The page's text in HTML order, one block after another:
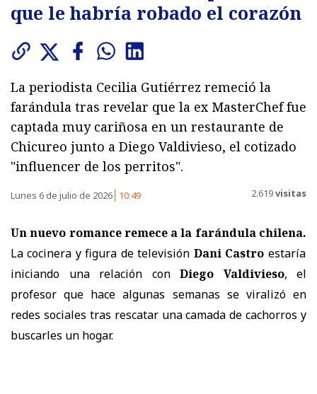
que le habría robado el corazón
La periodista Cecilia Gutiérrez remeció la
farándula tras revelar que la ex MasterChef fue
captada muy cariñosa en un restaurante de
Chicureo junto a Diego Valdivieso, el cotizado
"influencer de los perritos".
Lunes 6 de julio de 2026 10:49 2.619visitas
Un nuevo romance remece a la farándula chilena.
La cocinera y figura de televisión Dani Castro estaría
iniciando una relación con Diego Valdivieso, el
profesor que hace algunas semanas se viralizó en
redes sociales tras rescatar una camada de cachorros y
buscarles un hogar.